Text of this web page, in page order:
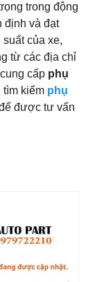
trong động
định và đạt
của xe,
từ các địa chỉ
cấp phụ
tìm kiếm phụ
được tư vấn